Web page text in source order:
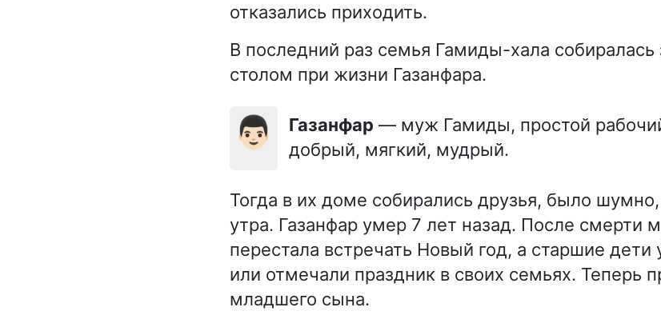
отказались приходить.
В последний раз семья Гамиды-хала собиралась
столом при жизни Газанфара.
👨🏻 Газанфар — муж Гамиды, простой
добрый, мягкий, мудрый.
Тогда в их доме собирались друзья, было
утра. Газанфар умер 7 лет назад. После смерти
перестала встречать Новый год, а старшие дети
или отмечали праздник в своих семьях. Теперь
младшего сына.